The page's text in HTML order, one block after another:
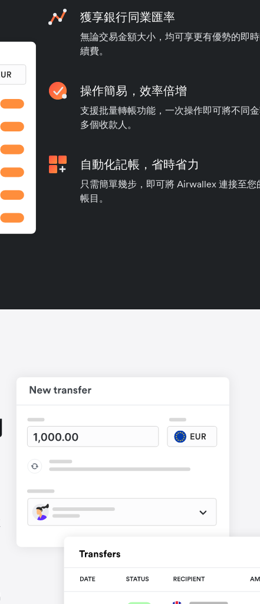
獲享銀行同業匯率
無論交易金額大小，均可享更有優勢的即
續費。
操作簡易，效率倍增
支援批量轉帳功能，一次操作即可將不同
多個收款人。
自動化記帳，省時省力
只需簡單幾步，即可將 Airwallex 連接至
帳目。